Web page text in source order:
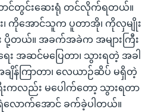
ောင်တွင်းဆေးရုံ တင်လိုက်ရတယ်။
၊ ကိုအောင်သူက ပူတာအို၊ ကိုလှမျိုး
း ပို့တယ်။ အခက်အခဲက အများကြီး
း အဆင်မပြေတာ၊ သွားရတဲ့ အခါ
ချိန်ကြာတာ၊ လေယာဉ်ဆိပ် မရှိတဲ့
းကလည်း မပေါက်တော့ သွားရတာ
လောက်အောင် ခက်ခဲ့ပါတယ်။